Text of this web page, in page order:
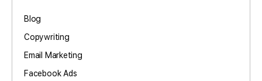
Blog
Copywriting
Email Marketing
Facebook Ads